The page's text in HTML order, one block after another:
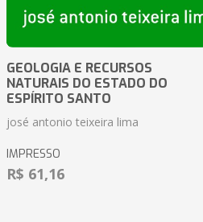
GEOLOGIA E RECURSOS
NATURAIS DO ESTADO DO
ESPÍRITO SANTO
josé antonio teixeira lima
IMPRESSO
R$ 61,16